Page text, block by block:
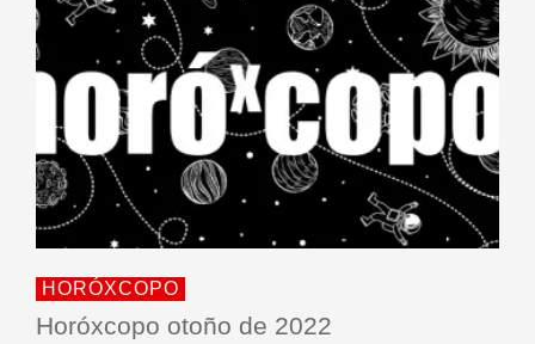
HORÓXCOPO
Horóxcopo otoño de 2022